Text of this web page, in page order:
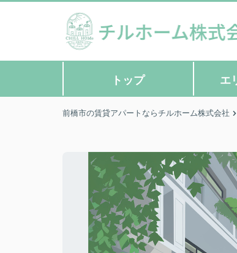
トップ エ
前橋市の賃貸アパートならチルホーム株式会社